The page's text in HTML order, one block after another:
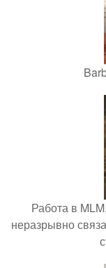
Работа в
неразрывно